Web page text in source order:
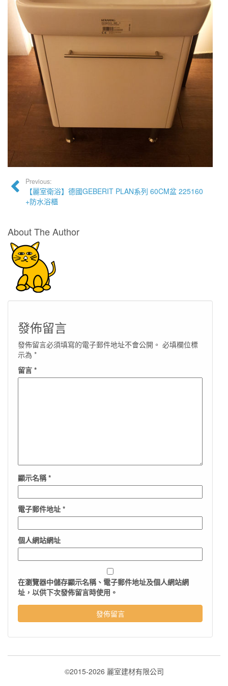
Previous:
【麗室衛浴】德國GEBERIT PLAN系列 60CM盆 225160
+防水浴櫃
About The Author
發佈留言
發佈留言必須填寫的電子郵件地址不會公開。 必填欄位標
示為 *
留言 *
顯示名稱*
電子郵件地址 *
個人網站網址
在瀏覽器中儲存顯示名稱、電子郵件地址及個人網站網
址，以供下次發佈留言時使用。
©2015-2026 麗室建材有限公司